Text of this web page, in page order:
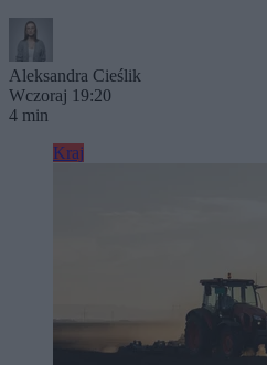
Aleksandra Cieślik
Wczoraj 19:20
4 min
Kraj